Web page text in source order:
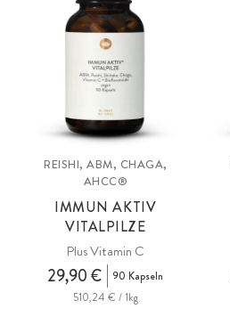
REISHI, ABM, CHAGA,
AHCC®
IMMUN AKTIV
VITALPILZE
Plus Vitamin C
29,90 €
90 Kapseln
510,24 € / 1kg